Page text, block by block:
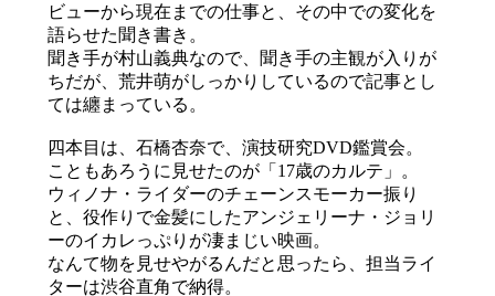
ビューから現在までの仕事と、その中での変化を
語らせた聞き書き。
聞き手が村山義典なので、聞き手の主観が入りが
ちだが、荒井萌がしっかりしているので記事とし
ては纏まっている。
四本目は、石橋杏奈で、演技研究DVD鑑賞会。
こともあろうに見せたのが「17歳のカルテ」。
ウィノナ・ライダーのチェーンスモーカー振り
と、役作りで金髪にしたアンジェリーナ・ジョリ
ーのイカレっぷりが凄まじい映画。
なんて物を見せやがるんだと思ったら、担当ライ
ターは渋谷直角で納得。